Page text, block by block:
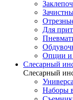
Для
Опции и
Слесарный
Слесарный
Наборы